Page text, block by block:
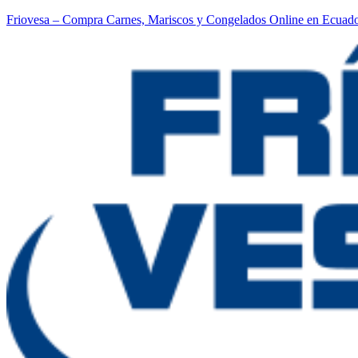
Friovesa – Compra Carnes, Mariscos y Congelados Online en